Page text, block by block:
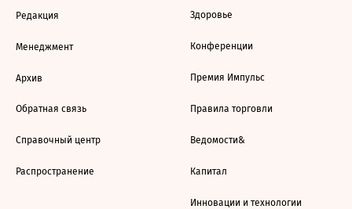
Редакция
Менеджмент
Архив
Обратная связь
Справочный центр
Распространение
Здоровье
Конференции
Премия Импульс
Правила торговли
Ведомости&
Капитал
Инновации и технологии